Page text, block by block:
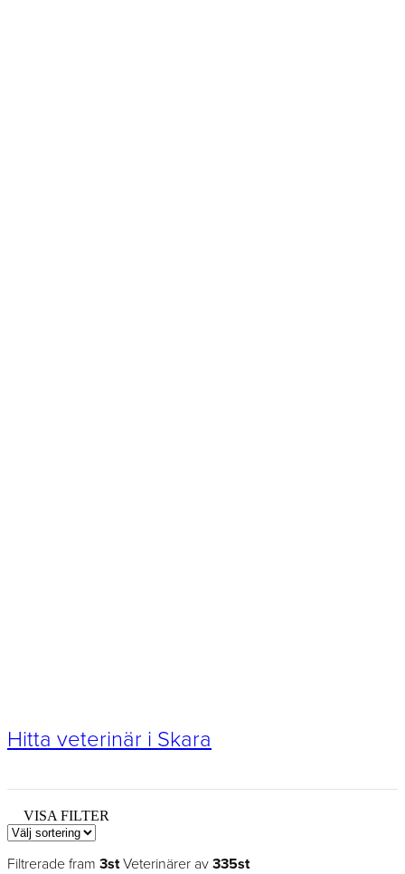
Hitta veterinär i Skara
VISA FILTER
Filtrerade fram 3stVeterinärer av 335st